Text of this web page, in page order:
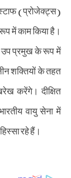
(प्रोजेक्ट्स)
काम किया है।
उप प्रमुख के रूप में
शक्तियों के तहत
करेंगे। दीक्षित
वायु सेना में
रहे हैं।